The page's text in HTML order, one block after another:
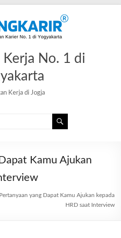
Kerja No. 1 di
Kerja di Jogja
Kamu Ajukan
yang Dapat Kamu Ajukan kepada
HRD saat Interview